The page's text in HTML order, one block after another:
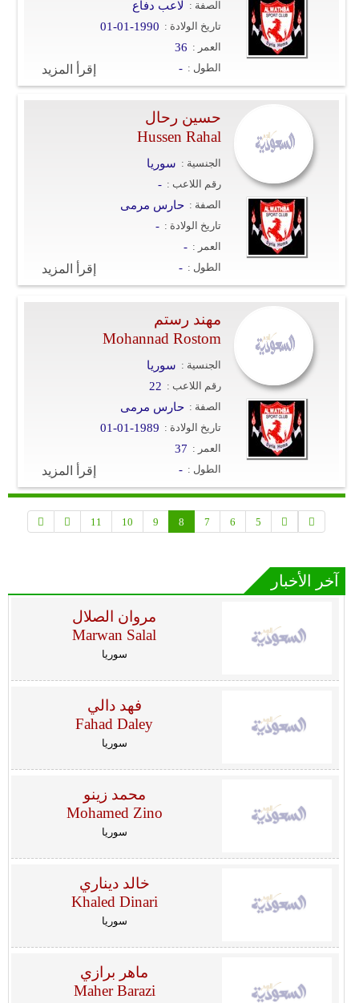
الصفة : لاعب دفاع
تاريخ الولادة : 01-01-1990
العمر : 36
الطول : - إقرأ المزيد
حسين رحال
Hussen Rahal
الجنسية : سوريا
رقم اللاعب : -
الصفة : حارس مرمى
تاريخ الولادة : -
العمر : -
الطول : - إقرأ المزيد
مهند رستم
Mohannad Rostom
الجنسية : سوريا
رقم اللاعب : 22
الصفة : حارس مرمى
تاريخ الولادة : 01-01-1989
العمر : 37
الطول : - إقرأ المزيد
5
6
7
8
9
10
11
آخر الأخبار
مروان الصلال
Marwan Salal
سوريا
فهد دالي
Fahad Daley
سوريا
محمد زينو
Mohamed Zino
سوريا
خالد ديناري
Khaled Dinari
سوريا
ماهر برازي
Maher Barazi